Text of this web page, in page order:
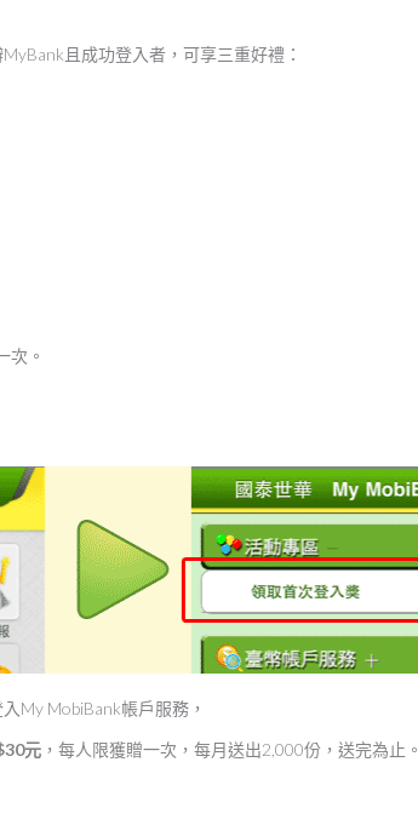
且成功登入者，可享三重好禮：
次。
My MobiBank帳戶服務，
元 ，每人限獲贈一次，每月送出2,000份，送完為止。